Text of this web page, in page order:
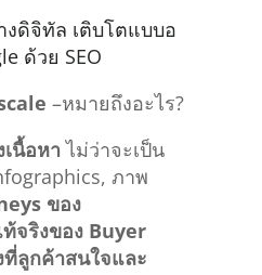
–หมายถึงอะไร?
นื้อหา ไม่ว่าจะเป็น
ภาพ
ของ
จริงของ Buyer
ที่ลูกค้าสนใจและ